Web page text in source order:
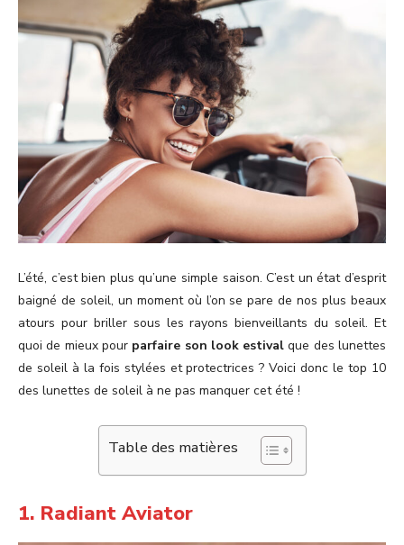
L’été, c’est bien plus qu’une simple saison. C’est un état d’esprit
baigné de soleil, un moment où l’on se pare de nos plus beaux
atours pour briller sous les rayons bienveillants du soleil. Et
quoi de mieux pour parfaire son look estival que des lunettes
de soleil à la fois stylées et protectrices ? Voici donc le top 10
des lunettes de soleil à ne pas manquer cet été !
Table des matières
1. Radiant Aviator